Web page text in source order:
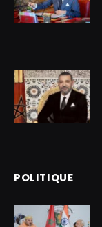
POLITIQUE